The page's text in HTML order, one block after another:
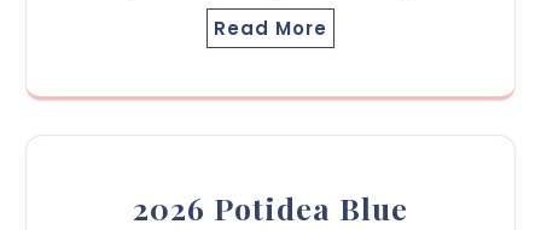
Read More
2026 Potidea Blue